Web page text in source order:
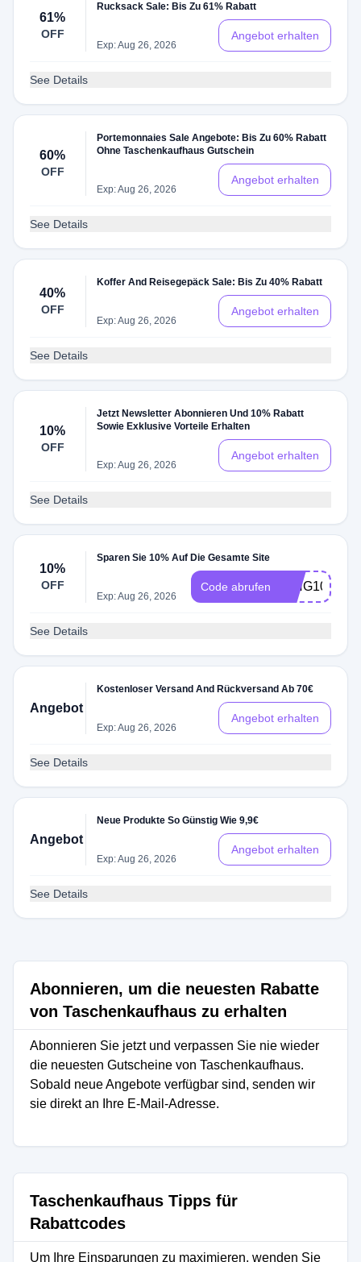
61%
OFF
Rucksack Sale: Bis Zu 61% Rabatt
Exp: Aug 26, 2026
Angebot erhalten
See Details
60%
OFF
Portemonnaies Sale Angebote: Bis Zu 60% Rabatt
Ohne Taschenkaufhaus Gutschein
Exp: Aug 26, 2026
Angebot erhalten
See Details
40%
OFF
Koffer And Reisegepäck Sale: Bis Zu 40% Rabatt
Exp: Aug 26, 2026
Angebot erhalten
See Details
10%
OFF
Jetzt Newsletter Abonnieren Und 10% Rabatt
Sowie Exklusive Vorteile Erhalten
Exp: Aug 26, 2026
Angebot erhalten
See Details
10%
OFF
Sparen Sie 10% Auf Die Gesamte Site
Exp: Aug 26, 2026
Code abrufen RING10
See Details
Angebot
Kostenloser Versand And Rückversand Ab 70€
Exp: Aug 26, 2026
Angebot erhalten
See Details
Angebot
Neue Produkte So Günstig Wie 9,9€
Exp: Aug 26, 2026
Angebot erhalten
See Details
Abonnieren, um die neuesten Rabatte
von Taschenkaufhaus zu erhalten
Abonnieren Sie jetzt und verpassen Sie nie wieder
die neuesten Gutscheine von Taschenkaufhaus.
Sobald neue Angebote verfügbar sind, senden wir
sie direkt an Ihre E-Mail-Adresse.
Taschenkaufhaus Tipps für
Rabattcodes
Um Ihre Einsparungen zu maximieren, wenden Sie